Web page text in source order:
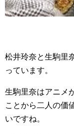
松井玲奈と生駒里
っています。
生駒里奈はアニメ
ことから二人の価
いですね。